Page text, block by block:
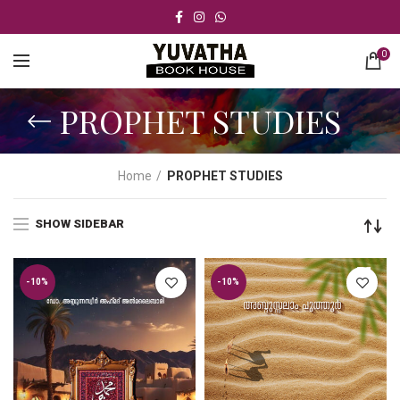
0
PROPHET STUDIES
Home PROPHET STUDIES
SHOW SIDEBAR
-10% -10%